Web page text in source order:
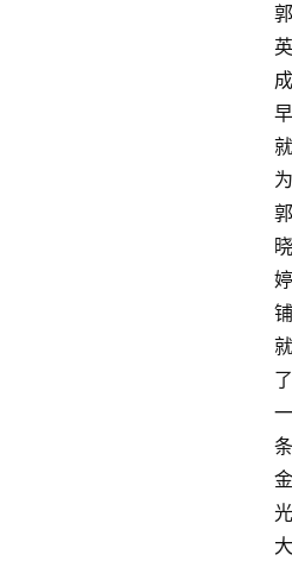
郭
英
成
早
就
为
郭
晓
婷
铺
就
了
一
条
金
光
大